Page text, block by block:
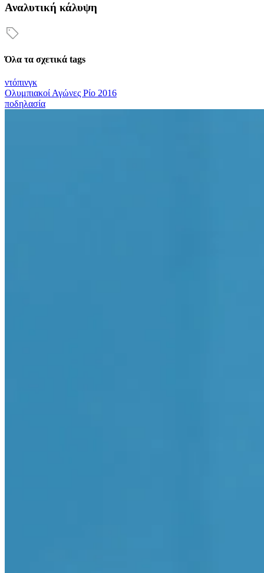
Αναλυτική κάλυψη
Όλα τα σχετικά tags
ντόπινγκ
Ολυμπιακοί Αγώνες Ρίο 2016
ποδηλασία